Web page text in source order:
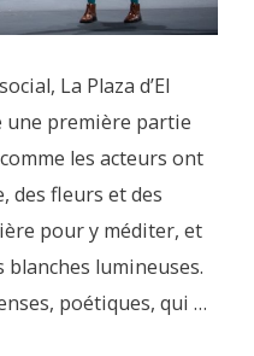
La Plaza d’El
une première partie
les acteurs ont
des fleurs et des
pour y méditer, et
lumineuses.
poétiques, qui …